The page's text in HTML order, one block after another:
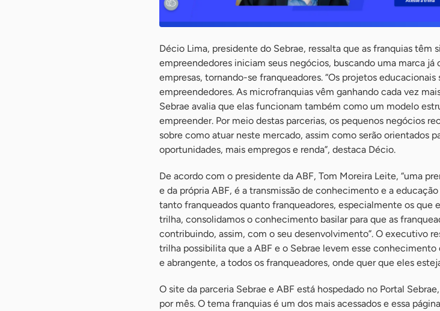
Décio Lima, presidente do Sebrae, ressalta que as franquias têm
empreendedores iniciam seus negócios, buscando uma marca já
empresas, tornando-se franqueadores. “Os projetos
empreendedores. As microfranquias vêm ganhando cada vez
Sebrae avalia que elas funcionam também como um modelo
empreender. Por meio destas parcerias, os pequenos negócios
sobre como atuar neste mercado, assim como serão orientados
oportunidades, mais empregos e renda”, destaca Décio.
De acordo com o presidente da ABF, Tom Moreira Leite, “uma
e da própria ABF, é a transmissão de conhecimento e a
tanto franqueados quanto franqueadores, especialmente os que
trilha, consolidamos o conhecimento basilar para que as
contribuindo, assim, com o seu desenvolvimento”. O executivo
trilha possibilita que a ABF e o Sebrae levem esse
e abrangente, a todos os franqueadores, onde quer que eles
O site da parceria Sebrae e ABF está hospedado no Portal
por mês. O tema franquias é um dos mais acessados e essa